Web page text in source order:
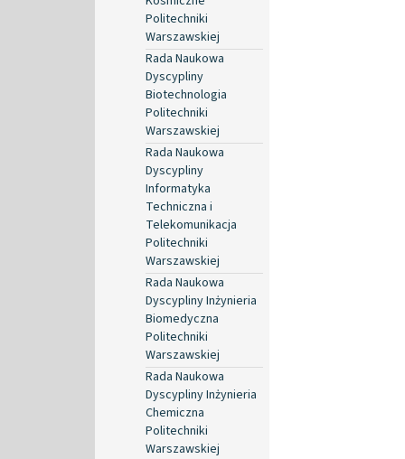
Politechniki
Warszawskiej
Rada Naukowa
Dyscypliny
Biotechnologia
Politechniki
Warszawskiej
Rada Naukowa
Dyscypliny
Informatyka
Techniczna i
Telekomunikacja
Politechniki
Warszawskiej
Rada Naukowa
Dyscypliny Inżynieria
Biomedyczna
Politechniki
Warszawskiej
Rada Naukowa
Dyscypliny Inżynieria
Chemiczna
Politechniki
Warszawskiej